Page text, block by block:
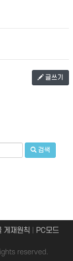
글쓰기
검색
게재원칙 PC모드
reserved.